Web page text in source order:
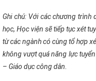
Ghi chú: Với các chương trình
học, Học viện sẽ tiếp tục xét
từ các ngành có cùng tổ hợp
không vượt quá năng lực
– Giáo dục công dân.